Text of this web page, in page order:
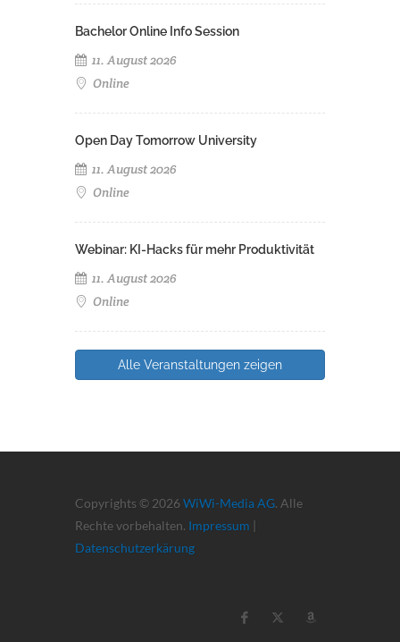
Bachelor Online Info Session
11. August 2026
Online
Open Day Tomorrow University
11. August 2026
Online
Webinar: KI-Hacks für mehr Produktivität
11. August 2026
Online
Alle Veranstaltungen zeigen
Copyrights © 2026 WiWi-Media AG. Alle
Rechte vorbehalten. Impressum |
Datenschutzerkärung